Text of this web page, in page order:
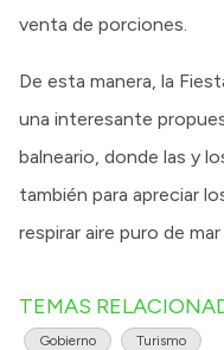
venta de porciones.
De esta manera, la
una interesante
balneario, donde las y
también para apreciar
respirar aire puro de
TEMAS
Gobierno Turismo